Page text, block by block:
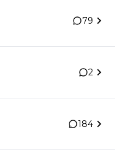
79
2
184